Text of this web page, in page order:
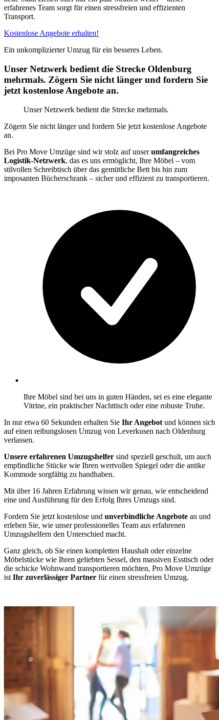
erfahrenes Team sorgt für einen stressfreien und effizienten
Transport.
Kostenlose Angebote erhalten!
Ein unkomplizierter Umzug für ein besseres Leben.
Unser Netzwerk bedient die Strecke Oldenburg
mehrmals. Zögern Sie nicht länger und fordern Sie
jetzt kostenlose Angebote an.
Unser Netzwerk bedient die Strecke mehrmals.
Zögern Sie nicht länger und fordern Sie jetzt kostenlose Angebote
an.
Bei Pro Move Umzüge sind wir stolz auf unserumfangreiches
Logistik-Netzwerk, das es uns ermöglicht, Ihre Möbel – vom
stilvollen Schreibtisch über das gemütliche Bett bis hin zum
imposanten Bücherschrank – sicher und effizient zu transportieren.
Ihre Möbel sind bei uns in guten Händen, sei es eine elegante
Vitrine, ein praktischer Nachttisch oder eine robuste Truhe.
In nur etwa 60 Sekunden erhalten Sie Ihr Angebot und können sich
auf einen reibungslosen Umzug von Leverkusen nach Oldenburg
verlassen.
Unsere erfahrenen Umzugshelfer sind speziell geschult, um auch
empfindliche Stücke wie Ihren wertvollen Spiegel oder die antike
Kommode sorgfältig zu handhaben.
Mit über 16 Jahren Erfahrung wissen wir genau, wie entscheidend
eine und Ausführung für den Erfolg Ihres Umzugs sind.
Fordern Sie jetzt kostenlose und unverbindliche Angebote an und
erleben Sie, wie unser professionelles Team aus erfahrenen
Umzugshelfern den Unterschied macht.
Ganz gleich, ob Sie einen kompletten Haushalt oder einzelne
Möbelstücke wie Ihren geliebten Sessel, den massiven Esstisch oder
die schicke Wohnwand transportieren möchten, Pro Move Umzüge
ist Ihr zuverlässiger Partner für einen stressfreien Umzug.